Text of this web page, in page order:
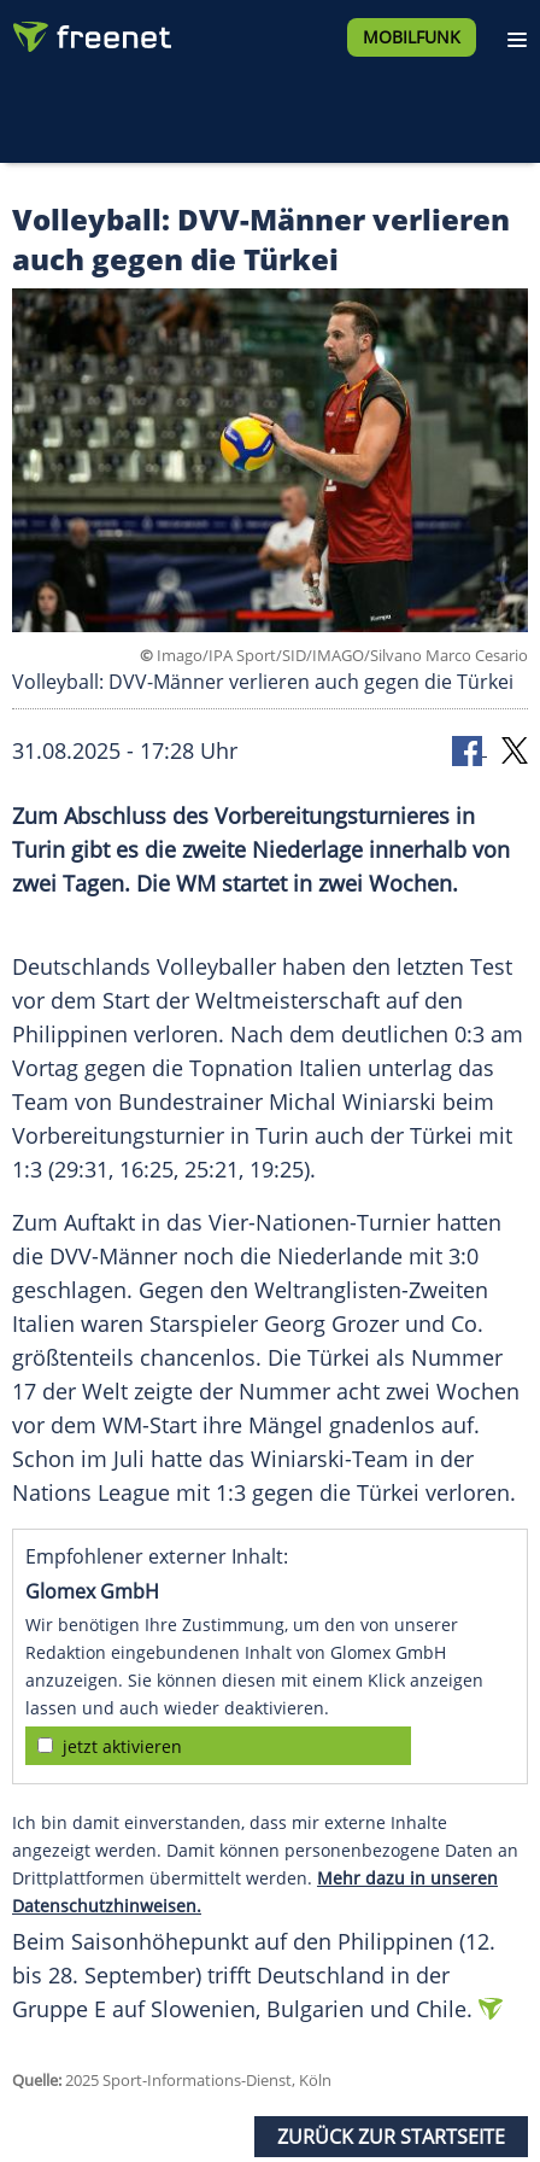
MOBILFUNK
Volleyball: DVV-Männer verlieren
auch gegen die Türkei
© Imago/IPA Sport/SID/IMAGO/Silvano Marco Cesario
Volleyball: DVV-Männer verlieren auch gegen die Türkei
31.08.2025 - 17:28 Uhr
Zum Abschluss des Vorbereitungsturnieres in
Turin gibt es die zweite Niederlage innerhalb von
zwei Tagen. Die WM startet in zwei Wochen.
Deutschlands Volleyballer haben den letzten Test
vor dem Start der Weltmeisterschaft auf den
Philippinen verloren. Nach dem deutlichen 0:3 am
Vortag gegen die Topnation Italien unterlag das
Team von Bundestrainer Michal Winiarski beim
Vorbereitungsturnier in Turin auch der Türkei mit
1:3 (29:31, 16:25, 25:21, 19:25).
Zum Auftakt in das Vier-Nationen-Turnier hatten
die DVV-Männer noch die Niederlande mit 3:0
geschlagen. Gegen den Weltranglisten-Zweiten
Italien waren Starspieler Georg Grozer und Co.
größtenteils chancenlos. Die Türkei als Nummer
17 der Welt zeigte der Nummer acht zwei Wochen
vor dem WM-Start ihre Mängel gnadenlos auf.
Schon im Juli hatte das Winiarski-Team in der
Nations League mit 1:3 gegen die Türkei verloren.
Empfohlener externer Inhalt:
Glomex GmbH
Wir benötigen Ihre Zustimmung, um den von unserer
Redaktion eingebundenen Inhalt von Glomex GmbH
anzuzeigen. Sie können diesen mit einem Klick anzeigen
lassen und auch wieder deaktivieren.
jetzt aktivieren
Ich bin damit einverstanden, dass mir externe Inhalte
angezeigt werden. Damit können personenbezogene Daten an
Drittplattformen übermittelt werden. Mehr dazu in unseren
Datenschutzhinweisen.
Beim Saisonhöhepunkt auf den Philippinen (12.
bis 28. September) trifft Deutschland in der
Gruppe E auf Slowenien, Bulgarien und Chile.
Quelle:2025 Sport-Informations-Dienst, Köln
ZURÜCK ZUR STARTSEITE